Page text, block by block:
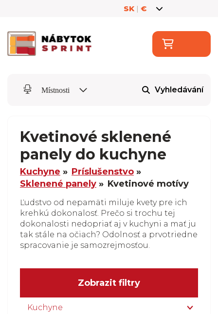
SK | €
Místnosti Vyhledávání
Kvetinové sklenené
panely do kuchyne
Kuchyne
Príslušenstvo
Sklenené panely
Kvetinové motívy
Ľudstvo od nepamäti miluje kvety pre ich
krehkú dokonalosť. Prečo si trochu tej
dokonalosti nedopriať aj v kuchyni a mať ju
tak stále na očiach? Odolnosť a prvotriedne
spracovanie je samozrejmosťou.
Zobrazit filtry
Kuchyne